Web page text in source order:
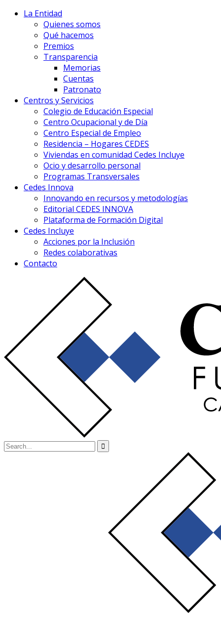
La Entidad
Quienes somos
Qué hacemos
Premios
Transparencia
Memorias
Cuentas
Patronato
Centros y Servicios
Colegio de Educación Especial
Centro Ocupacional y de Día
Centro Especial de Empleo
Residencia – Hogares CEDES
Viviendas en comunidad Cedes Incluye
Ocio y desarrollo personal
Programas Transversales
Cedes Innova
Innovando en recursos y metodologías
Editorial CEDES INNOVA
Plataforma de Formación Digital
Cedes Incluye
Acciones por la Inclusión
Redes colaborativas
Contacto